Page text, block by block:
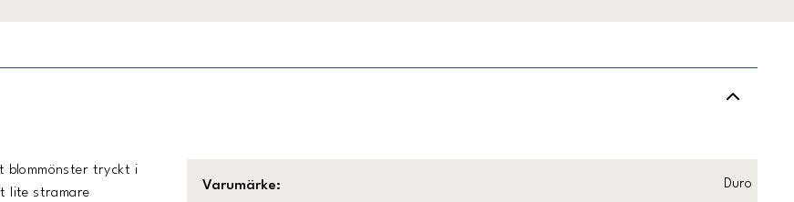
blommönster tryckt i
lite stramare
Varumärke: Duro